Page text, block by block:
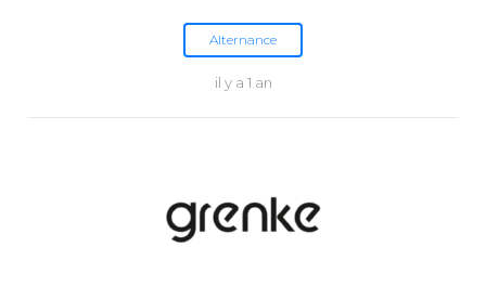
Alternance
il y a 1 an